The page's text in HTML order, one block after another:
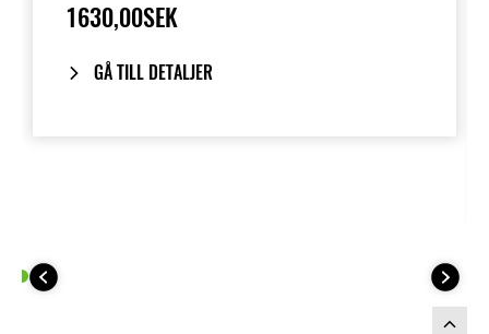
1630,00SEK
GÅ TILL DETALJER